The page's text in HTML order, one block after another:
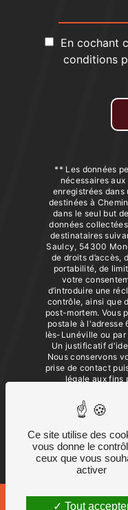
En cochant
conditions
** Les données
nécessaires
enregistrées
destinées à
dans le seul but
données
destinataires
Saulcy, 54300
de droits d’accès,
portabilité, de
votre
d’introduire une
contrôle, ainsi que
post-mortem. Vous
postale à l'adresse
lès-Lunéville ou
Un justificatif
Nous conservons
prise de contact
légale aux fins
contentieux. Vous
liste
disponible à cette
le site cnil.fr pour
Ce site utilise des
vous donne le
ceux que vous
activer
Tout